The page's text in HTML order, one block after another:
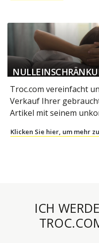
Troc.com vereinfacht
Verkauf Ihrer
Artikel mit seinem
Klicken Sie hier, um mehr
ICH